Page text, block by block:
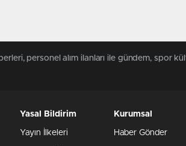
personel alım ilanları ile gündem, spor
Yasal Bildirim
Yayın İlkeleri
Kurumsal
Haber Gönder